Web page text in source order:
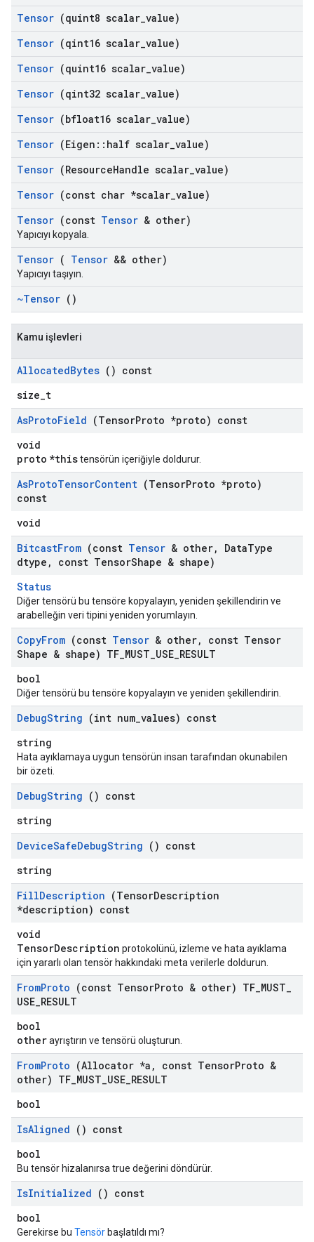
Tensor (quint8 scalar value)
Tensor (qint16 scalar value)
Tensor (quint16 scalar value)
Tensor (qint32 scalar value)
Tensor (bfloat16 scalar value)
Tensor (Eigen :: half scalar value)
Tensor (ResourceHandle scalar value)
Tensor (const char *scalar value)
Tensor (const Tensor & other)
Yapıcıyı kopyala.
Tensor ( Tensor && other)
Yapıcıyı taşıyın.
~Tensor ()
Kamu işlevleri
AllocatedBytes () const
size_t
AsProtoField (TensorProto *proto) const
void
proto *thistensörün içeriğiyle doldurur.
AsProtoTensorContent (TensorProto *proto)
const
void
BitcastFrom (const Tensor & other, DataType
dtype , const TensorShape & shape)
Status
Diğer tensörü bu tensöre kopyalayın, yeniden şekillendirin ve
arabelleğin veri tipini yeniden yorumlayın.
CopyFrom (const Tensor & other,
const Tensor
Shape & shape) TF MUST USE RESULT
bool
Diğer tensörü bu tensöre kopyalayın ve yeniden şekillendirin.
DebugString (int num values) const
string
Hata ayıklamaya uygun tensörün insan tarafından okunabilen
bir özeti.
DebugString () const
string
DeviceSafeDebugString () const
string
FillDescription (TensorDescription
*description) const
void
TensorDescription protokolünü, izleme ve hata ayıklama
için yararlı olan tensör hakkındaki meta verilerle doldurun.
FromProto (const TensorProto & other) TF MUST
USE RESULT
bool
otherayrıştırın ve tensörü oluşturun.
FromProto (Allocator *a , const TensorProto &
other) TF MUST USE RESULT
bool
IsAligned () const
bool
Bu tensör hizalanırsa true değerini döndürür.
IsInitialized () const
bool
Gerekirse bu Tensör başlatıldı mı?